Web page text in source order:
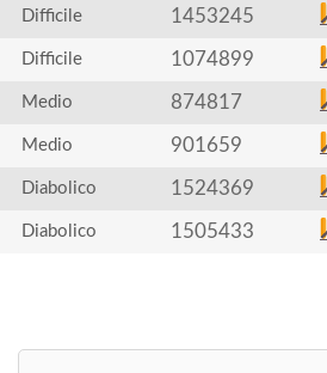
Difficile 1453245
Difficile 1074899
Medio 874817
Medio 901659
Diabolico 1524369
Diabolico 1505433